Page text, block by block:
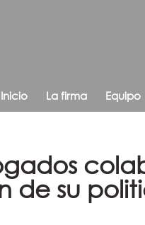
Inicio La firma Equipo
de su